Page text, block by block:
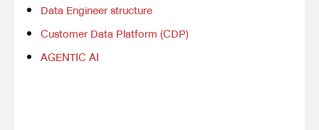
Data Engineer structure
Customer Data Platform (CDP)
AGENTIC AI